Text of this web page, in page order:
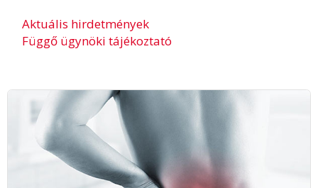
Aktuális hirdetmények
Függő ügynöki tájékoztató